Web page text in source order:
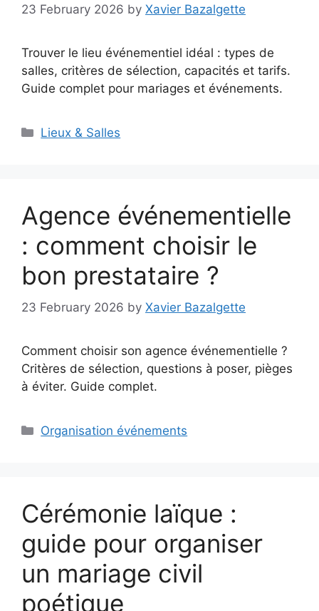
23 February 2026 by Xavier Bazalgette
Trouver le lieu événementiel idéal : types de
salles, critères de sélection, capacités et tarifs.
Guide complet pour mariages et événements.
Categories
Lieux & Salles
Agence événementielle
: comment choisir le
bon prestataire ?
23 February 2026 by Xavier Bazalgette
Comment choisir son agence événementielle ?
Critères de sélection, questions à poser, pièges
à éviter. Guide complet.
Categories
Organisation événements
Cérémonie laïque :
guide pour organiser
un mariage civil
poétique